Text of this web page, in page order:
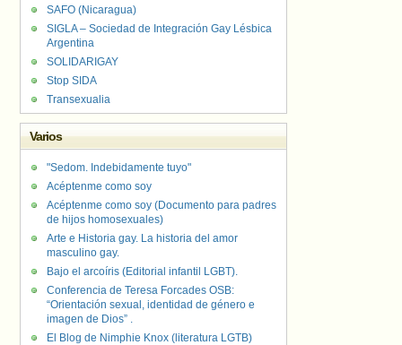
SAFO (Nicaragua)
SIGLA – Sociedad de Integración Gay Lésbica
Argentina
SOLIDARIGAY
Stop SIDA
Transexualia
Varios
"Sedom. Indebidamente tuyo"
Acéptenme como soy
Acéptenme como soy (Documento para padres
de hijos homosexuales)
Arte e Historia gay. La historia del amor
masculino gay.
Bajo el arcoíris (Editorial infantil LGBT).
Conferencia de Teresa Forcades OSB:
“Orientación sexual, identidad de género e
imagen de Dios” .
El Blog de Nimphie Knox (literatura LGTB)